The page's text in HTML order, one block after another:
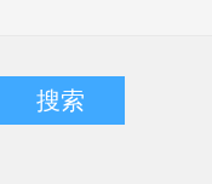
搜索